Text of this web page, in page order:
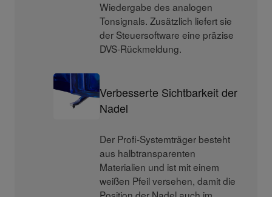
Wiedergabe des analogen
Tonsignals. Zusätzlich liefert sie
der Steuersoftware eine präzise
DVS-Rückmeldung.
Verbesserte Sichtbarkeit der
Nadel
Der Profi-Systemträger besteht
aus halbtransparenten
Materialien und ist mit einem
weißen Pfeil versehen, damit die